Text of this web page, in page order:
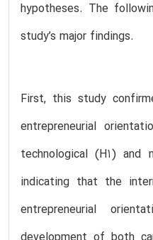
hypotheses. The
study’s major findings.
First, this study
entrepreneurial
technological (H1) and
indicating that the
entrepreneurial